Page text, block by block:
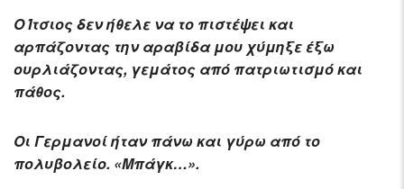
Ο Ίτσιος δεν ήθελε να το πιστέψει και
αρπάζοντας την αραβίδα μου χύμηξε έξω
ουρλιάζοντας, γεμάτος από πατριωτισμό και
πάθος.
Οι Γερμανοί ήταν πάνω και γύρω από το
πολυβολείο. «Μπάγκ…».